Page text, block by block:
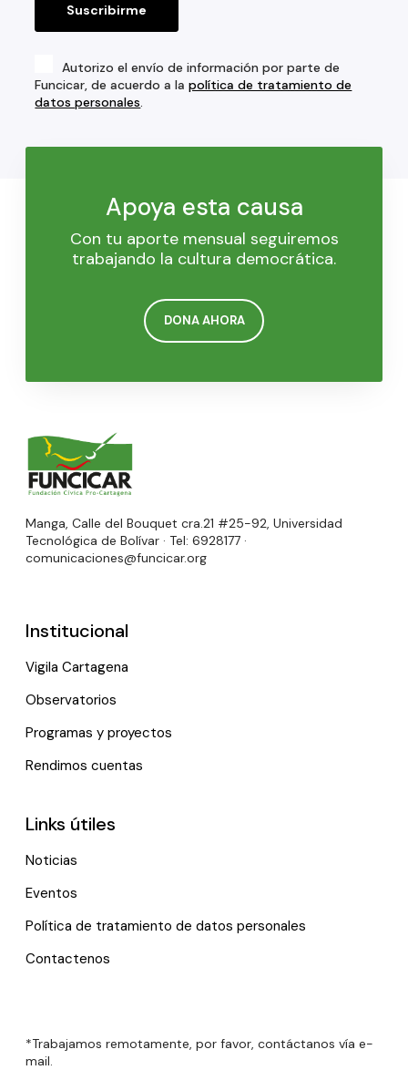
Autorizo el envío de información por parte de
Funcicar, de acuerdo a lapolítica de tratamiento de
datos personales
Apoya esta causa
Con tu aporte mensual seguiremos
trabajando la cultura democrática.
DONA AHORA
Manga, Calle del Bouquet cra.21 #25-92, Universidad
Tecnológica de Bolívar · Tel: 6928177 ·
comunicaciones@funcicar.org
Institucional
Vigila Cartagena
Observatorios
Programas y proyectos
Rendimos cuentas
Links útiles
Noticias
Eventos
Política de tratamiento de datos personales
Contactenos
*Trabajamos remotamente, por favor, contáctanos vía e-
mail.